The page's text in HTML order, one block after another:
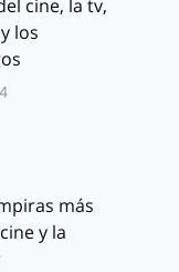
cine, la tv,
los
más
y la